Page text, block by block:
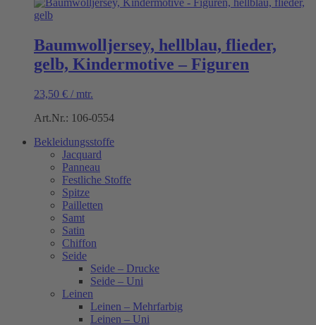
Baumwolljersey, hellblau, flieder,
gelb, Kindermotive – Figuren
23,50 € / mtr.
Art.Nr.: 106-0554
Bekleidungsstoffe
Jacquard
Panneau
Festliche Stoffe
Spitze
Pailletten
Samt
Satin
Chiffon
Seide
Seide – Drucke
Seide – Uni
Leinen
Leinen – Mehrfarbig
Leinen – Uni